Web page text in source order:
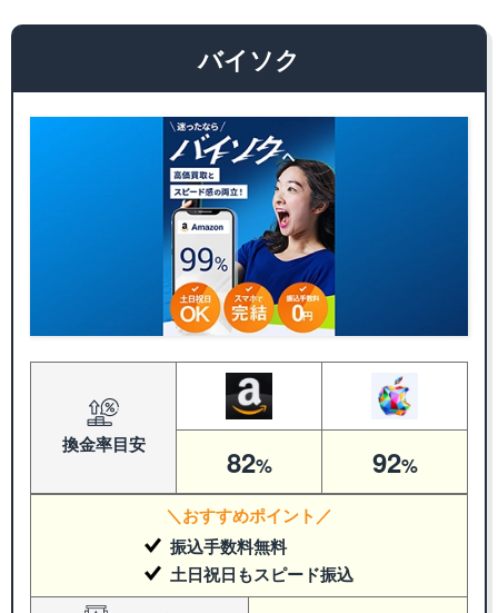
バイソク
換金率目安 82% 92%
＼おすすめポイント／
振込手数料無料
土日祝日もスピード振込